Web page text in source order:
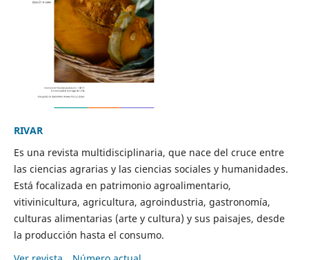
RIVAR
Es una revista multidisciplinaria, que nace del cruce entre
las ciencias agrarias y las ciencias sociales y humanidades.
Está focalizada en patrimonio agroalimentario,
vitivinicultura, agricultura, agroindustria, gastronomía,
culturas alimentarias (arte y cultura) y sus paisajes, desde
la producción hasta el consumo.